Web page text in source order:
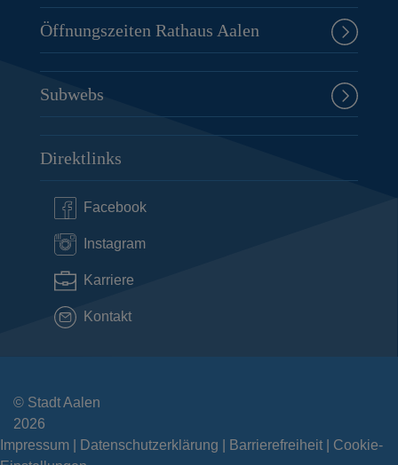
Öffnungszeiten Rathaus Aalen
Subwebs
Direktlinks
Facebook
Instagram
Karriere
Kontakt
© Stadt Aalen
2026
Impressum
Datenschutzerklärung Barrierefreiheit
Cookie-